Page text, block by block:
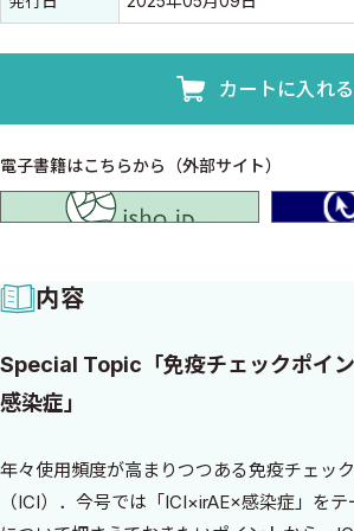
カートに入れる
電子書籍はこちらから（外部サイト）
内容
Special Topic「免疫チェックポイ
感染症」
年々使用頻度が高まりつつある免疫チェッ
（ICI）．今号では「ICI×irAE×感染症」を